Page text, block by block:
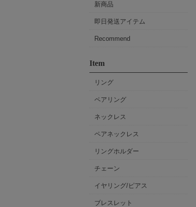
新商品
即日発送アイテム
Recommend
Item
リング
ペアリング
ネックレス
ペアネックレス
リングホルダー
チェーン
イヤリング/ピアス
ブレスレット